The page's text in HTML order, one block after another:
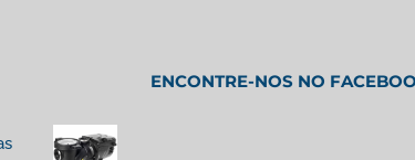
ENCONTRE-NOS NO